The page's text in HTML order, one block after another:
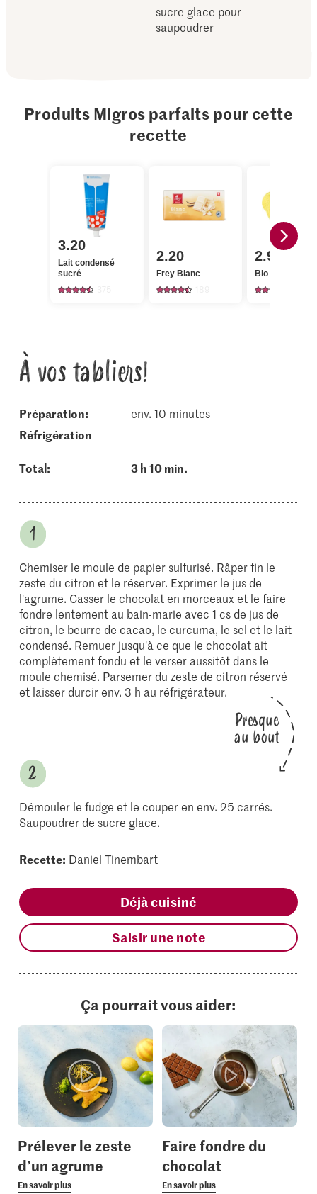
sucre glace pour
saupoudrer
Produits Migros parfaits pour cette
recette
3.20
Lait condensé
sucré
2.20
Frey Blanc
2.95
Bio Citrons
À vos tabliers!
Préparation:
env. 10 minutes
réfrigération
Total: 3 h 10 min.
Chemiser le moule de papier sulfurisé. Râper fin le
zeste du citron et le réserver. Exprimer le jus de
l'agrume. Casser le chocolat en morceaux et le faire
fondre lentement au bain-marie avec 1 cs de jus de
citron, le beurre de cacao, le curcuma, le sel et le lait
condensé. Remuer jusqu'à ce que le chocolat ait
complètement fondu et le verser aussitôt dans le
moule chemisé. Parsemer du zeste de citron réservé
et laisser durcir env. 3 h au réfrigérateur.
Presque
au bout
Démouler le fudge et le couper en env. 25 carrés.
Saupoudrer de sucre glace.
Recette: Daniel Tinembart
Déjà cuisiné
Saisir une note
Ça pourrait vous aider:
Prélever le zeste
d’un agrume
En savoir plus
Faire fondre du
chocolat
En savoir plus